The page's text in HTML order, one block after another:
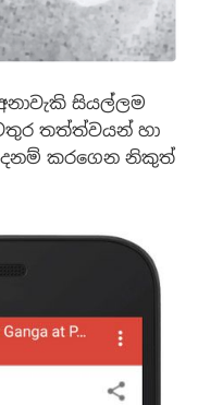
සියල්ලම
තත්ත්වයන් හා
කරගෙන නිකුත්